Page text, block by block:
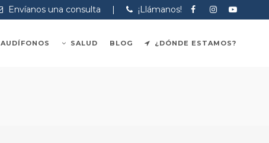
Envíanos una consulta | ¡Llámanos!
AUDÍFONOS SALUD BLOG ¿DÓNDE ESTAMOS?